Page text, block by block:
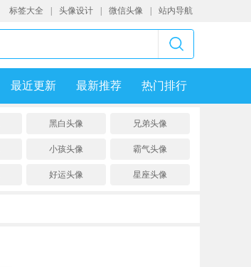
标签大全 头像设计 微信头像 站内导航
最近更新 最新推荐 热门排行
黑白头像 兄弟头像
小孩头像 霸气头像
好运头像 星座头像